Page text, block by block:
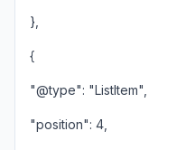
},
{
"@type": "ListItem",
"position": 4,